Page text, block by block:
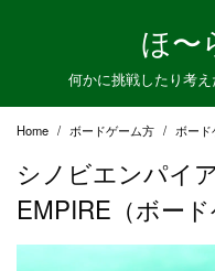
ほ〜
何かに挑戦したり考
Home ボードゲーム方 ボー
シノビエンパイ
EMPIRE（ボー